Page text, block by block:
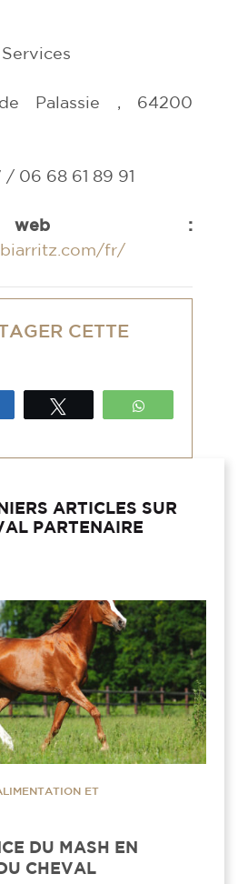
Services
Palassie , 64200
/ 06 68 61 89 91
:
fr/
CETTE
ARTICLES SUR
PARTENAIRE
ET
DU MASH EN
CHEVAL